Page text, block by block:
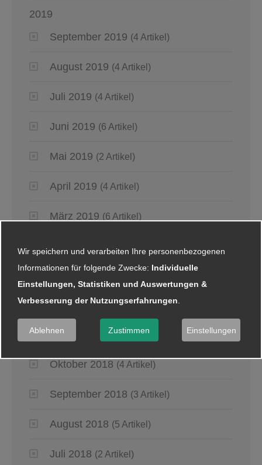
2019
September 2019 (4 Artikel)
August 2019 (4 Artikel)
Juli 2019 (4 Artikel)
Juni 2019 (6 Artikel)
Mai 2019 (2 Artikel)
April 2019 (4 Artikel)
März 2019 (6 Artikel)
Januar 2019 (5 Artikel)
2018
Dezember 2018 (8 Artikel)
November 2018 (2 Artikel)
Oktober 2018 (4 Artikel)
September 2018 (3 Artikel)
August 2018 (5 Artikel)
Juli 2018 (2 Artikel)
Wir speichern und verarbeiten Ihre personenbezogenen
Informationen für folgende Zwecke: Individuelle
Einstellungen, Statistiken und Auswertungen &
Verbesserung der Nutzungserfahrungen.
Ablehnen Zustimmen Einstellungen